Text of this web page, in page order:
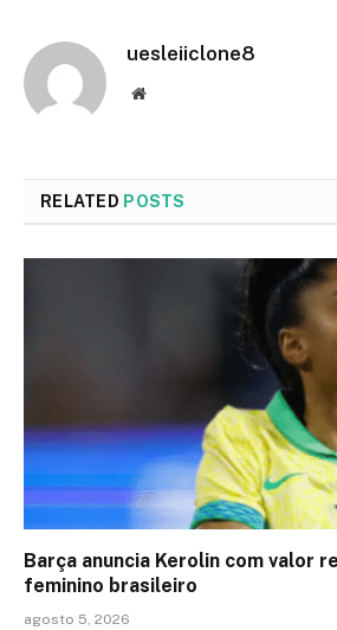
uesleiiclone8
Website
RELATED POSTS
Barça anuncia Kerolin com valor
feminino brasileiro
agosto 5, 2026